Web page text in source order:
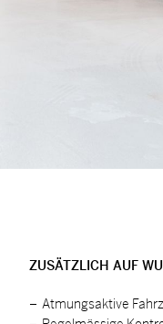
ZU­SÄTZ­LICH AUF
At­mungs­ak­ti­ve